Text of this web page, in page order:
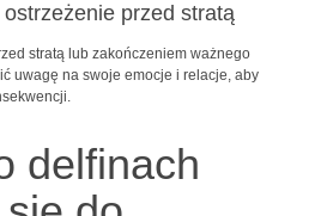
przed stratą
stratą lub zakończeniem ważnego
uwagę na swoje emocje i relacje, aby
delfinach